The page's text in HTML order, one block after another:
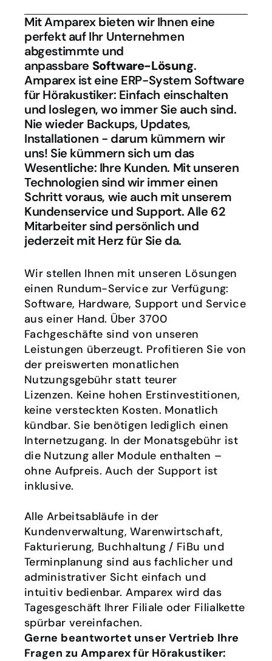
Mit Amparex bieten wir Ihnen eine
perfekt auf Ihr Unternehmen
abgestimmte und
anpassbare Software-Lösung.
Amparex ist eine ERP-System Software
für Hörakustiker: Einfach einschalten
und loslegen, wo immer Sie auch sind.
Nie wieder Backups, Updates,
Installationen − darum kümmern wir
uns! Sie kümmern sich um das
Wesentliche: Ihre Kunden. Mit unseren
Technologien sind wir immer einen
Schritt voraus, wie auch mit unserem
Kundenservice und Support. Alle 62
Mitarbeiter sind persönlich und
jederzeit mit Herz für Sie da.
Wir stellen Ihnen mit unseren Lösungen
einen Rundum-Service zur Verfügung:
Software, Hardware, Support und Service
aus einer Hand. Über 3700
Fachgeschäfte sind von unseren
Leistungen überzeugt. Profitieren Sie von
der preiswerten monatlichen
Nutzungsgebühr statt teurer
Lizenzen. Keine hohen Erstinvestitionen,
keine versteckten Kosten. Monatlich
kündbar. Sie benötigen lediglich einen
Internetzugang. In der Monatsgebühr ist
die Nutzung aller Module enthalten –
ohne Aufpreis. Auch der Support ist
inklusive.
Alle Arbeitsabläufe in der
Kundenverwaltung, Warenwirtschaft,
Fakturierung, Buchhaltung / FiBu und
Terminplanung sind aus fachlicher und
administrativer Sicht einfach und
intuitiv bedienbar. Amparex wird das
Tagesgeschäft Ihrer Filiale oder Filialkette
spürbar vereinfachen.
Gerne beantwortet unser Vertrieb Ihre
Fragen zu Amparex für Hörakustiker: